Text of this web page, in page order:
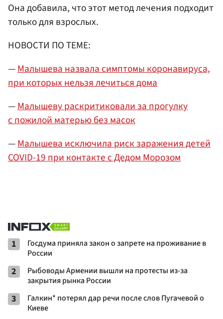
Она добавила, что этот метод лечения подходит
только для взрослых.
НОВОСТИ ПО ТЕМЕ:
—Малышева назвала симптомы коронавируса,
при которых нельзя лечиться дома
—Малышеву раскритиковали за прогулку
с пожилой матерью без масок
—Малышева исключила риск заражения детей
COVID-19 при контакте с Дедом Морозом
1
Госдума приняла закон о запрете на проживание в
России
2
Рыбоводы Армении вышли на протесты из-за
закрытия рынка России
3
Галкин* потерял дар речи после слов Пугачевой о
Киеве